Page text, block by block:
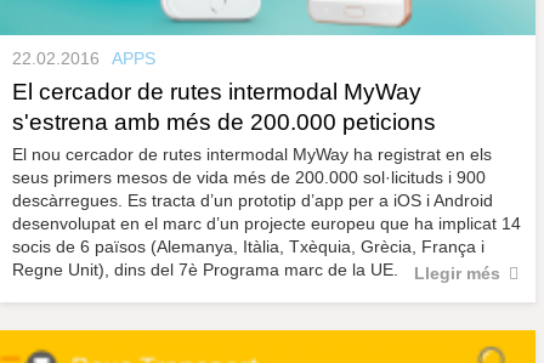
22.02.2016 APPS
El cercador de rutes intermodal MyWay
s'estrena amb més de 200.000 peticions
El nou cercador de rutes intermodal MyWay ha registrat en els
seus primers mesos de vida més de 200.000 sol·licituds i 900
descàrregues. Es tracta d’un prototip d’app per a iOS i Android
desenvolupat en el marc d’un projecte europeu que ha implicat 14
socis de 6 països (Alemanya, Itàlia, Txèquia, Grècia, França i
Regne Unit), dins del 7è Programa marc de la UE.
Llegir més